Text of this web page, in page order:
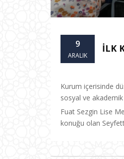
9
ARALIK
İLK
Kurum içerisinde
sosyal ve
Fuat Sezgin Lise
konuğu olan